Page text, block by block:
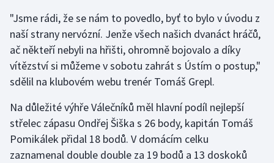
Judo
Krasobruslení
Lyže a snowboard
Moderní pětiboj
"Jsme rádi, že se nám to povedlo, byť to bylo v úvodu z
naší strany nervózní. Jenže všech našich dvanáct hráčů,
ač někteří nebyli na hřišti, ohromně bojovalo a díky
vítězství si můžeme v sobotu zahrát s Ústím o postup,"
sdělil na klubovém webu trenér Tomáš Grepl.
Na důležité výhře Válečníků měl hlavní podíl nejlepší
střelec zápasu Ondřej Šiška s 26 body, kapitán Tomáš
Pomikálek přidal 18 bodů. V domácím celku
zaznamenal double double za 19 bodů a 13 doskoků